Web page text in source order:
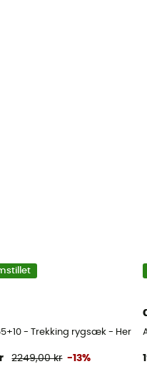
- Trekking rygsæk - Herrer
2249,00 kr -13%